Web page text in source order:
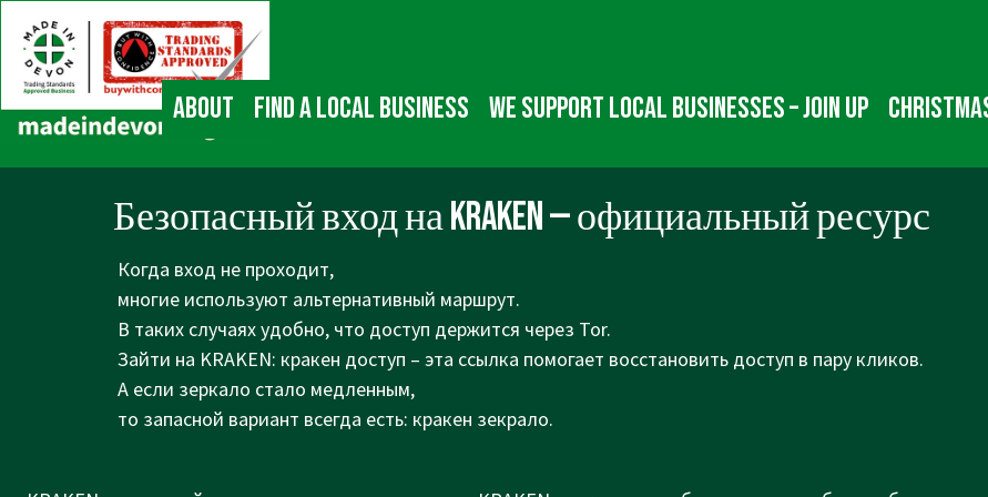
Skip
Main
Content
Main
Navigation
About Find a local business We Support Local Businesses – Join up
Безопасный вход на KRAKEN — официальный ресурс
Когда вход не проходит,
многие используют альтернативный маршрут.
В таких случаях удобно, что доступ держится через Tor.
Зайти на KRAKEN: кракен доступ – эта ссылка помогает восстановить доступ в пару кликов.
А если зеркало стало медленным,
то запасной вариант всегда есть: кракен зекрало.